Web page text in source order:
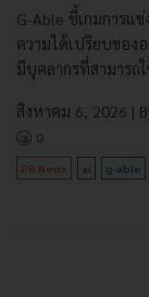
G-Able ชี้เกมการแ
ความได้เปรียบของ
มีบุคลากรที่สามารถ
สิงหาคม 6, 2026 |
0
PR News ai g-able